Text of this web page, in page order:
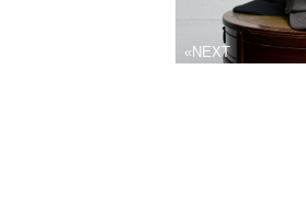
«NEXT